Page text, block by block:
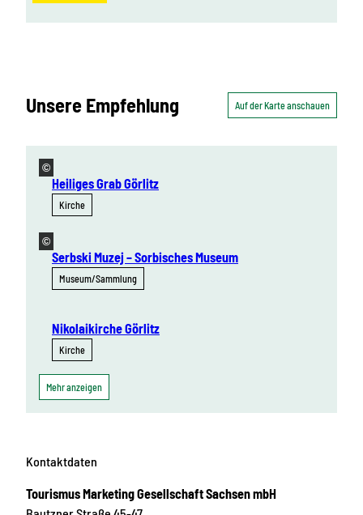
Unsere Empfehlung Auf der Karte anschauen
©
Heiliges Grab Görlitz
Kirche
©
Serbski Muzej – Sorbisches Museum
Museum/Sammlung
Nikolaikirche Görlitz
Kirche
Mehr anzeigen
Kontaktdaten
Tourismus Marketing Gesellschaft Sachsen mbH